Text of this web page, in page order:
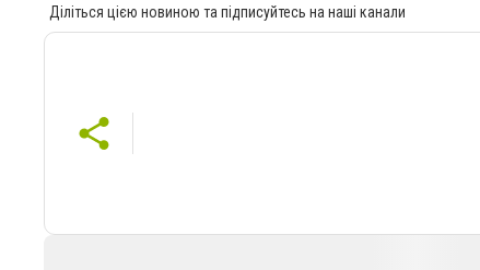
Діліться цією новиною та підписуйтесь на наші канали